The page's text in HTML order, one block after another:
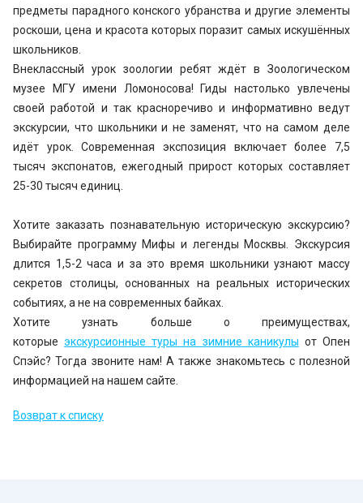
предметы парадного конского убранства и другие элементы
роскоши, цена и красота которых поразит самых искушённых
школьников.
Внеклассный урок зоологии ребят ждёт в Зоологическом
музее МГУ имени Ломоносова! Гиды настолько увлечены
своей работой и так красноречиво и информативно ведут
экскурсии, что школьники и не заменят, что на самом деле
идёт урок. Современная экспозиция включает более 7,5
тысяч экспонатов, ежегодный прирост которых составляет
25-30 тысяч единиц.
Хотите заказать познавательную историческую экскурсию?
Выбирайте программу Мифы и легенды Москвы. Экскурсия
длится 1,5-2 часа и за это время школьники узнают массу
секретов столицы, основанных на реальных исторических
событиях, а не на современных байках.
Хотите узнать больше о преимуществах,
которыеэкскурсионные туры на зимние каникулы от Опен
Спэйс? Тогда звоните нам! А также знакомьтесь с полезной
информацией на нашем сайте.
Возврат к списку